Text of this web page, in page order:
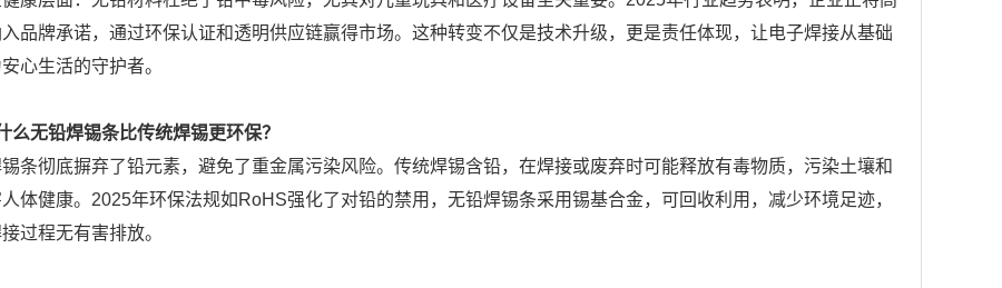
品牌承诺，通过环保认证和透明供应链赢得市场。这种转变不仅是技术升级，更是责任体现，让电子焊接从基础
心生活的守护者。
么无铅焊锡条比传统焊锡更环保？
条彻底摒弃了铅元素，避免了重金属污染风险。传统焊锡含铅，在焊接或废弃时可能释放有毒物质，污染土壤和
体健康。2025年环保法规如RoHS强化了对铅的禁用，无铅焊锡条采用锡基合金，可回收利用，减少环境足迹，
过程无有害排放。